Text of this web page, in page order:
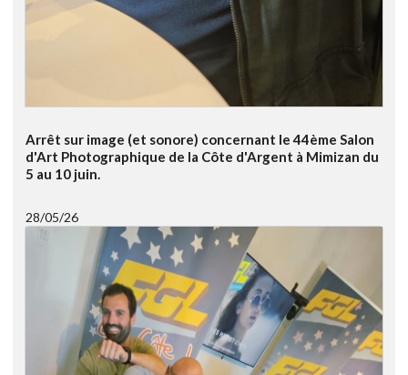
Arrêt sur image (et sonore) concernant le 44ème Salon
d'Art Photographique de la Côte d'Argent à Mimizan du
5 au 10 juin.
28/05/26